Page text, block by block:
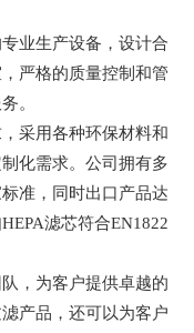
业生产设备，设计合
严格的质量控制和管
。
采用各种环保材料和
化需求。公司拥有多
准，同时出口产品达
HEPA滤芯符合EN1822
，为客户提供卓越的
产品，还可以为客户